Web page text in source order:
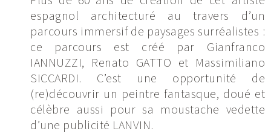
espagnol architecturé au travers d’un
parcours immersif de paysages surréalistes :
ce parcours est créé par Gianfranco
IANNUZZI, Renato GATTO et Massimiliano
SICCARDI. C’est une opportunité de
(re)découvrir un peintre fantasque, doué et
célèbre aussi pour sa moustache vedette
d’une publicité LANVIN.